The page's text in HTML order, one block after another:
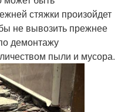
стяжки произойдет
не вывозить прежнее
демонтажу
пыли и мусора.